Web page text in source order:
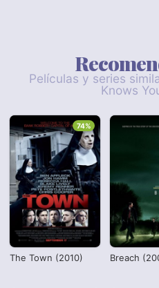
Películas y series
Knows
The Town (2010)
74%
Breach